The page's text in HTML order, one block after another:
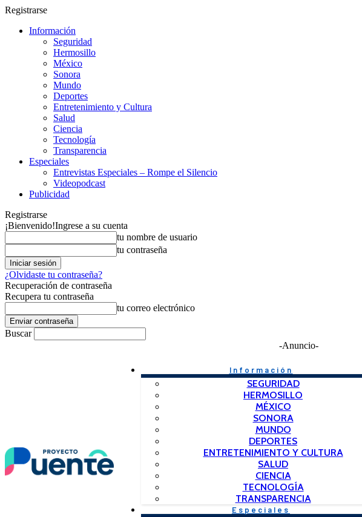
Registrarse
Información
Seguridad
Hermosillo
México
Sonora
Mundo
Deportes
Entretenimiento y Cultura
Salud
Ciencia
Tecnología
Transparencia
Especiales
Entrevistas Especiales – Rompe el Silencio
Videopodcast
Publicidad
Registrarse
¡Bienvenido!Ingrese a su cuenta
tu nombre de usuario
tu contraseña
¿Olvidaste tu contraseña?
Recuperación de contraseña
Recupera tu contraseña
tu correo electrónico
Buscar
-Anuncio-
Información
SEGURIDAD
HERMOSILLO
MÉXICO
SONORA
MUNDO
DEPORTES
ENTRETENIMIENTO Y CULTURA
SALUD
CIENCIA
TECNOLOGÍA
TRANSPARENCIA
Especiales